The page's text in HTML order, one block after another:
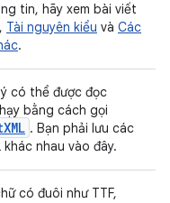
tin, hãy xem bài viết
, Tài nguyên kiểu và Các
.
có thể được đọc
bằng cách gọi
XML . Bạn phải lưu các
nhau vào đây.
có đuôi như TTF,